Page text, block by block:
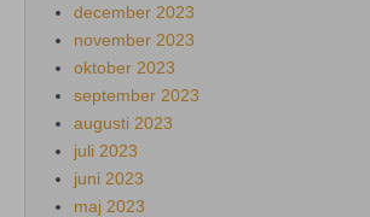
december 2023
november 2023
oktober 2023
september 2023
augusti 2023
juli 2023
juni 2023
maj 2023